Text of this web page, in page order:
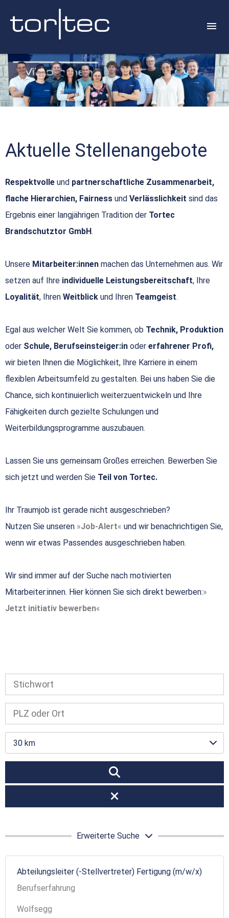
Aktuelle Stellenangebote
Respektvolle und partnerschaftliche Zusammenarbeit,
flache Hierarchien, Fairness und Verlässlichkeit sind das
Ergebnis einer langjährigen Tradition der Tortec
Brandschutztor GmbH.
Unsere Mitarbeiter:innen machen das Unternehmen aus. Wir
setzen auf Ihre individuelle Leistungsbereitschaft, Ihre
Loyalität, Ihren Weitblick und Ihren Teamgeist.
Egal aus welcher Welt Sie kommen, ob Technik, Produktion
oder Schule, Berufseinsteiger:in oder erfahrener Profi,
wir bieten Ihnen die Möglichkeit, Ihre Karriere in einem
flexiblen Arbeitsumfeld zu gestalten. Bei uns haben Sie die
Chance, sich kontinuierlich weiterzuentwickeln und Ihre
Fähigkeiten durch gezielte Schulungen und
Weiterbildungsprogramme auszubauen.
Lassen Sie uns gemeinsam Großes erreichen. Bewerben Sie
sich jetzt und werden Sie Teil von Tortec.
Ihr Traumjob ist gerade nicht ausgeschrieben?
Nutzen Sie unseren
Job-Alert
und wir benachrichtigen Sie,
wenn wir etwas Passendes ausgeschrieben haben.
Wir sind immer auf der Suche nach motivierten
Mitarbeiter:innen. Hier können Sie sich direkt bewerben:
Jetzt initiativ bewerben
30 km
Erweiterte Suche
Abteilungsleiter (-Stellvertreter) Fertigung (m/w/x)
Berufserfahrung
Wolfsegg